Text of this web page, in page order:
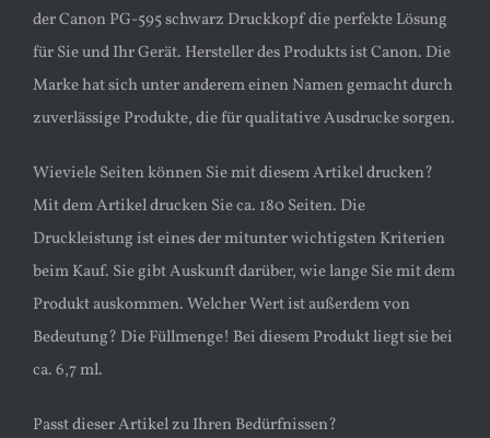
der Canon PG-595 schwarz Druckkopf die perfekte Lösung
für Sie und Ihr Gerät. Hersteller des Produkts ist Canon. Die
Marke hat sich unter anderem einen Namen gemacht durch
zuverlässige Produkte, die für qualitative Ausdrucke sorgen.
Wieviele Seiten können Sie mit diesem Artikel drucken?
Mit dem Artikel drucken Sie ca. 180 Seiten. Die
Druckleistung ist eines der mitunter wichtigsten Kriterien
beim Kauf. Sie gibt Auskunft darüber, wie lange Sie mit dem
Produkt auskommen. Welcher Wert ist außerdem von
Bedeutung? Die Füllmenge! Bei diesem Produkt liegt sie bei
ca. 6,7 ml.
Passt dieser Artikel zu Ihren Bedürfnissen?